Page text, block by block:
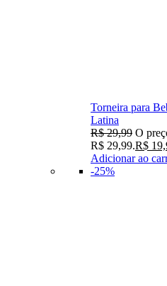
Torneira para
Latina
R$29,99 O
R$ 29,99.R$
Adicionar ao
-25%